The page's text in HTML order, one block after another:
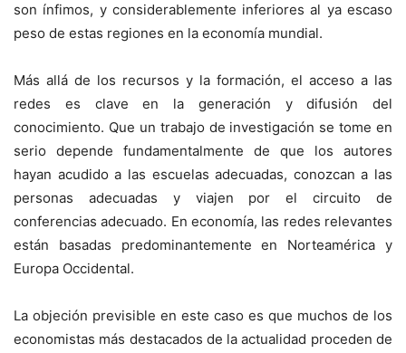
son ínfimos, y considerablemente inferiores al ya escaso
peso de estas regiones en la economía mundial.
Más allá de los recursos y la formación, el acceso a las
redes es clave en la generación y difusión del
conocimiento. Que un trabajo de investigación se tome en
serio depende fundamentalmente de que los autores
hayan acudido a las escuelas adecuadas, conozcan a las
personas adecuadas y viajen por el circuito de
conferencias adecuado. En economía, las redes relevantes
están basadas predominantemente en Norteamérica y
Europa Occidental.
La objeción previsible en este caso es que muchos de los
economistas más destacados de la actualidad proceden de